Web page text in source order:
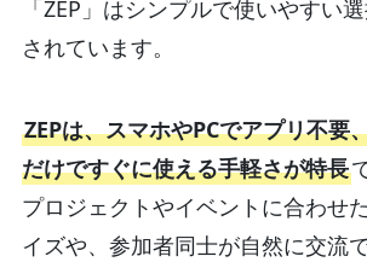
「ZEP」はシンプルで使いやすい
されています。
ZEPは、スマホやPCでアプリ不要
だけですぐに使える手軽さが特長
プロジェクトやイベントに合わせ
イズや、参加者同士が自然に交流